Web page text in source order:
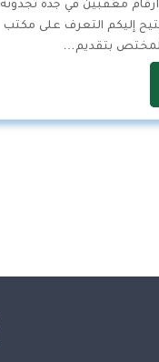
إليكم التعرف على مكتب
بتقديم…